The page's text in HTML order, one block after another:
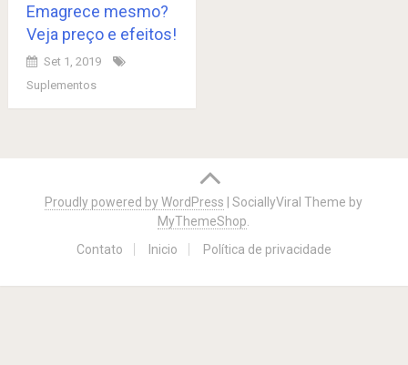
Emagrece mesmo?
Veja preço e efeitos!
Set 1, 2019
Suplementos
navigation
Proudly powered by WordPress |SociallyViral Theme by
MyThemeShop
Contato
Inicio Política de privacidade